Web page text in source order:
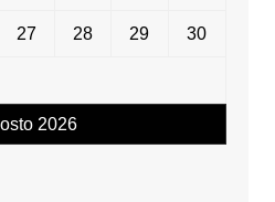
2026
27 28 29 30